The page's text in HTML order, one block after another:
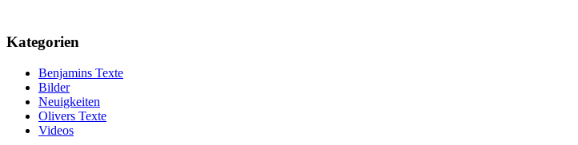
Kategorien
Benjamins Texte
Bilder
Neuigkeiten
Olivers Texte
Videos